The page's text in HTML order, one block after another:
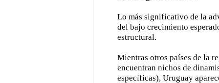
Lo más significativo de la
del bajo crecimiento
estructural.
Mientras otros países de la
encuentran nichos de
específicas), Uruguay